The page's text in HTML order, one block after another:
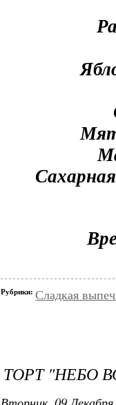
Рубрики: Сладкая
ТОРТ "НЕБО
Вторник, 09